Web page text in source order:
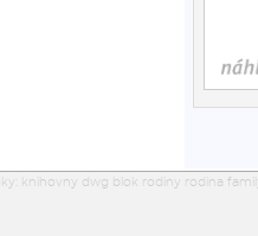
knihovny dwg blok rodiny rodina